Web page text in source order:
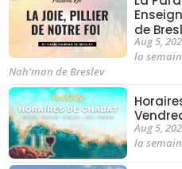
de
Aug 5,
la
Nah'man de Breslev
Aug 5,
la